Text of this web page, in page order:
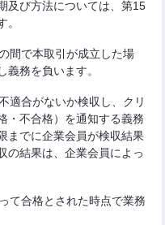
及び方法については、第15
。
間で本取引が成立した場
義務を負います。
適合がないか検収し、クリ
・不合格）を通知する義務
までに企業会員が検収結果
の結果は、企業会員によっ
て合格とされた時点で業務